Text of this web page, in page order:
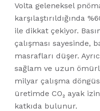
Volta geleneksel
karşılaştırıldığında
ile dikkat çekiyor.
çalışması sayesinde,
masrafları düşer.
sağlam ve uzun
milyar çalışma
üretimde CO₂ ayak
katkıda bulunur.